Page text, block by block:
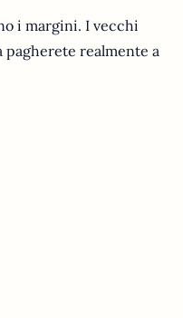
i margini. I vecchi
pagherete realmente a